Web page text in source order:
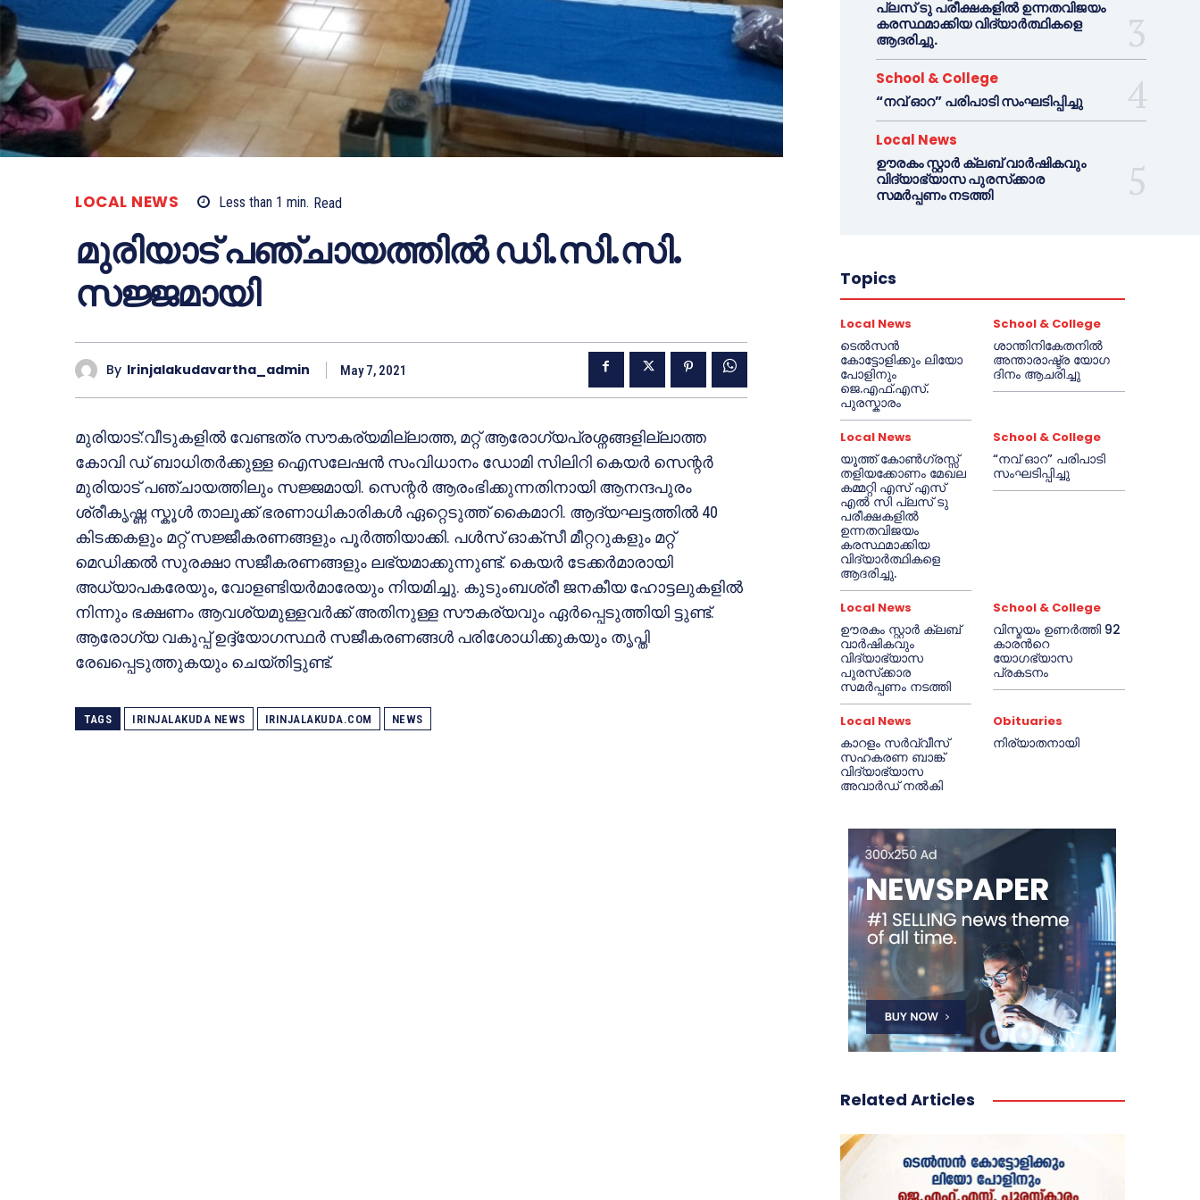
LOCAL NEWS Less than 1 min. Read
മുരിയാട് പഞ്ചായത്തിൽ ഡി.സി.സി.
സജ്ജമായി
By Irinjalakudavartha_admin May 7, 2021
മുരിയാട്:വീടുകളിൽ വേണ്ടത്ര സൗകര്യമില്ലാത്ത, മറ്റ് ആരോഗ്യപ്രശ്നങ്ങളില്ലാത്ത
കോവി ഡ് ബാധിതർക്കുള്ള ഐസലേഷൻ സംവിധാനം ഡോമി സിലിറി കെയർ സെന്റർ
മുരിയാട് പഞ്ചായത്തിലും സജ്ജമായി. സെന്റർ ആരംഭിക്കുന്നതിനായി ആനന്ദപുരം
ശ്രീകൃഷ്ണ സ്കൂൾ താലൂക്ക് ഭരണാധികാരികൾ ഏറ്റെടുത്ത് കൈമാറി. ആദ്യഘട്ടത്തിൽ 40
കിടക്കകളും മറ്റ് സജ്ജീകരണങ്ങളും പൂർത്തിയാക്കി. പൾസ് ഓക്സീ മീറ്ററുകളും മറ്റ്
മെഡിക്കൽ സുരക്ഷാ സജീകരണങ്ങളും ലഭ്യമാക്കുന്നുണ്ട്. കെയർ ടേക്കർമാരായി
അധ്യാപകരേയും, വോളണ്ടിയർമാരേയും നിയമിച്ചു. കുടുംബശ്രീ ജനകീയ ഹോട്ടലുകളിൽ
നിന്നും ഭക്ഷണം ആവശ്യമുള്ളവർക്ക് അതിനുള്ള സൗകര്യവും ഏർപ്പെടുത്തിയി ട്ടുണ്ട്.
ആരോഗ്യ വകുപ്പ് ഉദ്ദ്യോഗസ്ഥർ സജീകരണങ്ങൾ പരിശോധിക്കുകയും തൃപ്തി
രേഖപ്പെടുത്തുകയും ചെയ്തിട്ടുണ്ട്.
TAGS IRINJALAKUDA NEWS IRINJALAKUDA.COM NEWS
പ്ലസ് ടു പരീക്ഷകളിൽ ഉന്നതവിജയം
കരസ്ഥമാക്കിയ വിദ്യാർത്ഥികളെ
ആദരിച്ചു.
School & College
“നവ് ഓറ” പരിപാടി സംഘടിപ്പിച്ചു
Local News
ഊരകം സ്റ്റാർ ക്ലബ് വാർഷികവും
വിദ്യാഭ്യാസ പുരസ്‌ക്കാര
സമർപ്പണം നടത്തി
Topics
Local News
ടെൽസൻ
കോട്ടോളിക്കും ലിയോ
പോളിനും
ജെ.എഫ്.എസ്.
പുരസ്കാരം
School & College
ശാന്തിനികേതനിൽ
അന്താരാഷ്ട്ര യോഗ
ദിനം ആചരിച്ചു
Local News
യൂത്ത് കോൺഗ്രസ്സ്
തളിയക്കോണം മേഖല
കമ്മറ്റി എസ് എസ്
എൽ സി പ്ലസ് ടു
പരീക്ഷകളിൽ
ഉന്നതവിജയം
കരസ്ഥമാക്കിയ
വിദ്യാർത്ഥികളെ
ആദരിച്ചു.
School & College
“നവ് ഓറ” പരിപാടി
സംഘടിപ്പിച്ചു
Local News
ഊരകം സ്റ്റാർ ക്ലബ്
വാർഷികവും
വിദ്യാഭ്യാസ
പുരസ്‌ക്കാര
സമർപ്പണം നടത്തി
School & College
വിസ്മയം ഉണർത്തി 92
കാരൻറെ
യോഗഭ്യാസ
പ്രകടനം
Local News
കാറളം സർവ്വീസ്
സഹകരണ ബാങ്ക്
വിദ്യാഭ്യാസ
അവാർഡ് നൽകി
Obituaries
നിര്യാതനായി
Related Articles